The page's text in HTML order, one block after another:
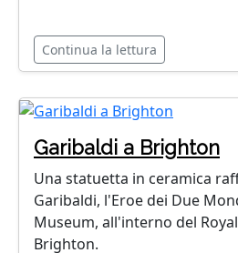
Continua la lettura
Garibaldi a Brighton
Una statuetta in ceramica
Garibaldi, l'Eroe dei Due
Museum, all'interno del
Brighton.